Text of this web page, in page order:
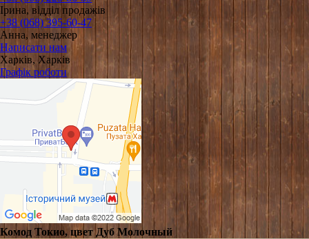
Ірина, відділ продажів
+38 (068) 395-60-47
Анна, менеджер
Написати нам
Харків, Харків
Графік роботи
Комод Токио, цвет Дуб Молочный